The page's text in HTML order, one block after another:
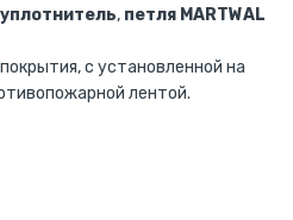
уплотнитель, петля MARTWAL
с установленной на
лентой.